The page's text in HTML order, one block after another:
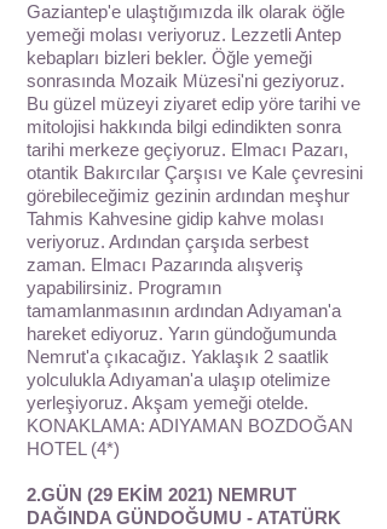
Gaziantep'e ulaştığımızda ilk olarak öğle
yemeği molası veriyoruz. Lezzetli Antep
kebapları bizleri bekler. Öğle yemeği
sonrasında Mozaik Müzesi'ni geziyoruz.
Bu güzel müzeyi ziyaret edip yöre tarihi ve
mitolojisi hakkında bilgi edindikten sonra
tarihi merkeze geçiyoruz. Elmacı Pazarı,
otantik Bakırcılar Çarşısı ve Kale çevresini
görebileceğimiz gezinin ardından meşhur
Tahmis Kahvesine gidip kahve molası
veriyoruz. Ardından çarşıda serbest
zaman. Elmacı Pazarında alışveriş
yapabilirsiniz. Programın
tamamlanmasının ardından Adıyaman'a
hareket ediyoruz. Yarın gündoğumunda
Nemrut'a çıkacağız. Yaklaşık 2 saatlik
yolculukla Adıyaman'a ulaşıp otelimize
yerleşiyoruz. Akşam yemeği otelde.
KONAKLAMA: ADIYAMAN BOZDOĞAN
HOTEL (4*)
2.GÜN (29 EKİM 2021) NEMRUT
DAĞINDA GÜNDOĞUMU - ATATÜRK